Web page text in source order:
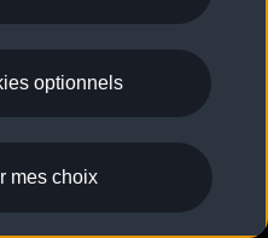
disponible à la
véhicules de
optionnels
mes choix